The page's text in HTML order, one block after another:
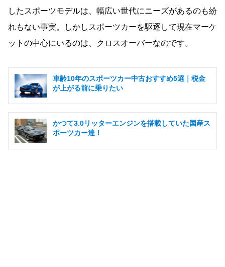
したスポーツモデルは、幅広い世代にニーズがあるのも紛
れもない事実。しかしスポーツカーを駆逐して現在マーケ
ットの中心にいるのは、クロスオーバーなのです。
車齢10年のスポーツカー中古おすすめ5選｜税金
が上がる前に乗りたい
かつて3.0リッターエンジンを搭載していた国産ス
ポーツカー達！